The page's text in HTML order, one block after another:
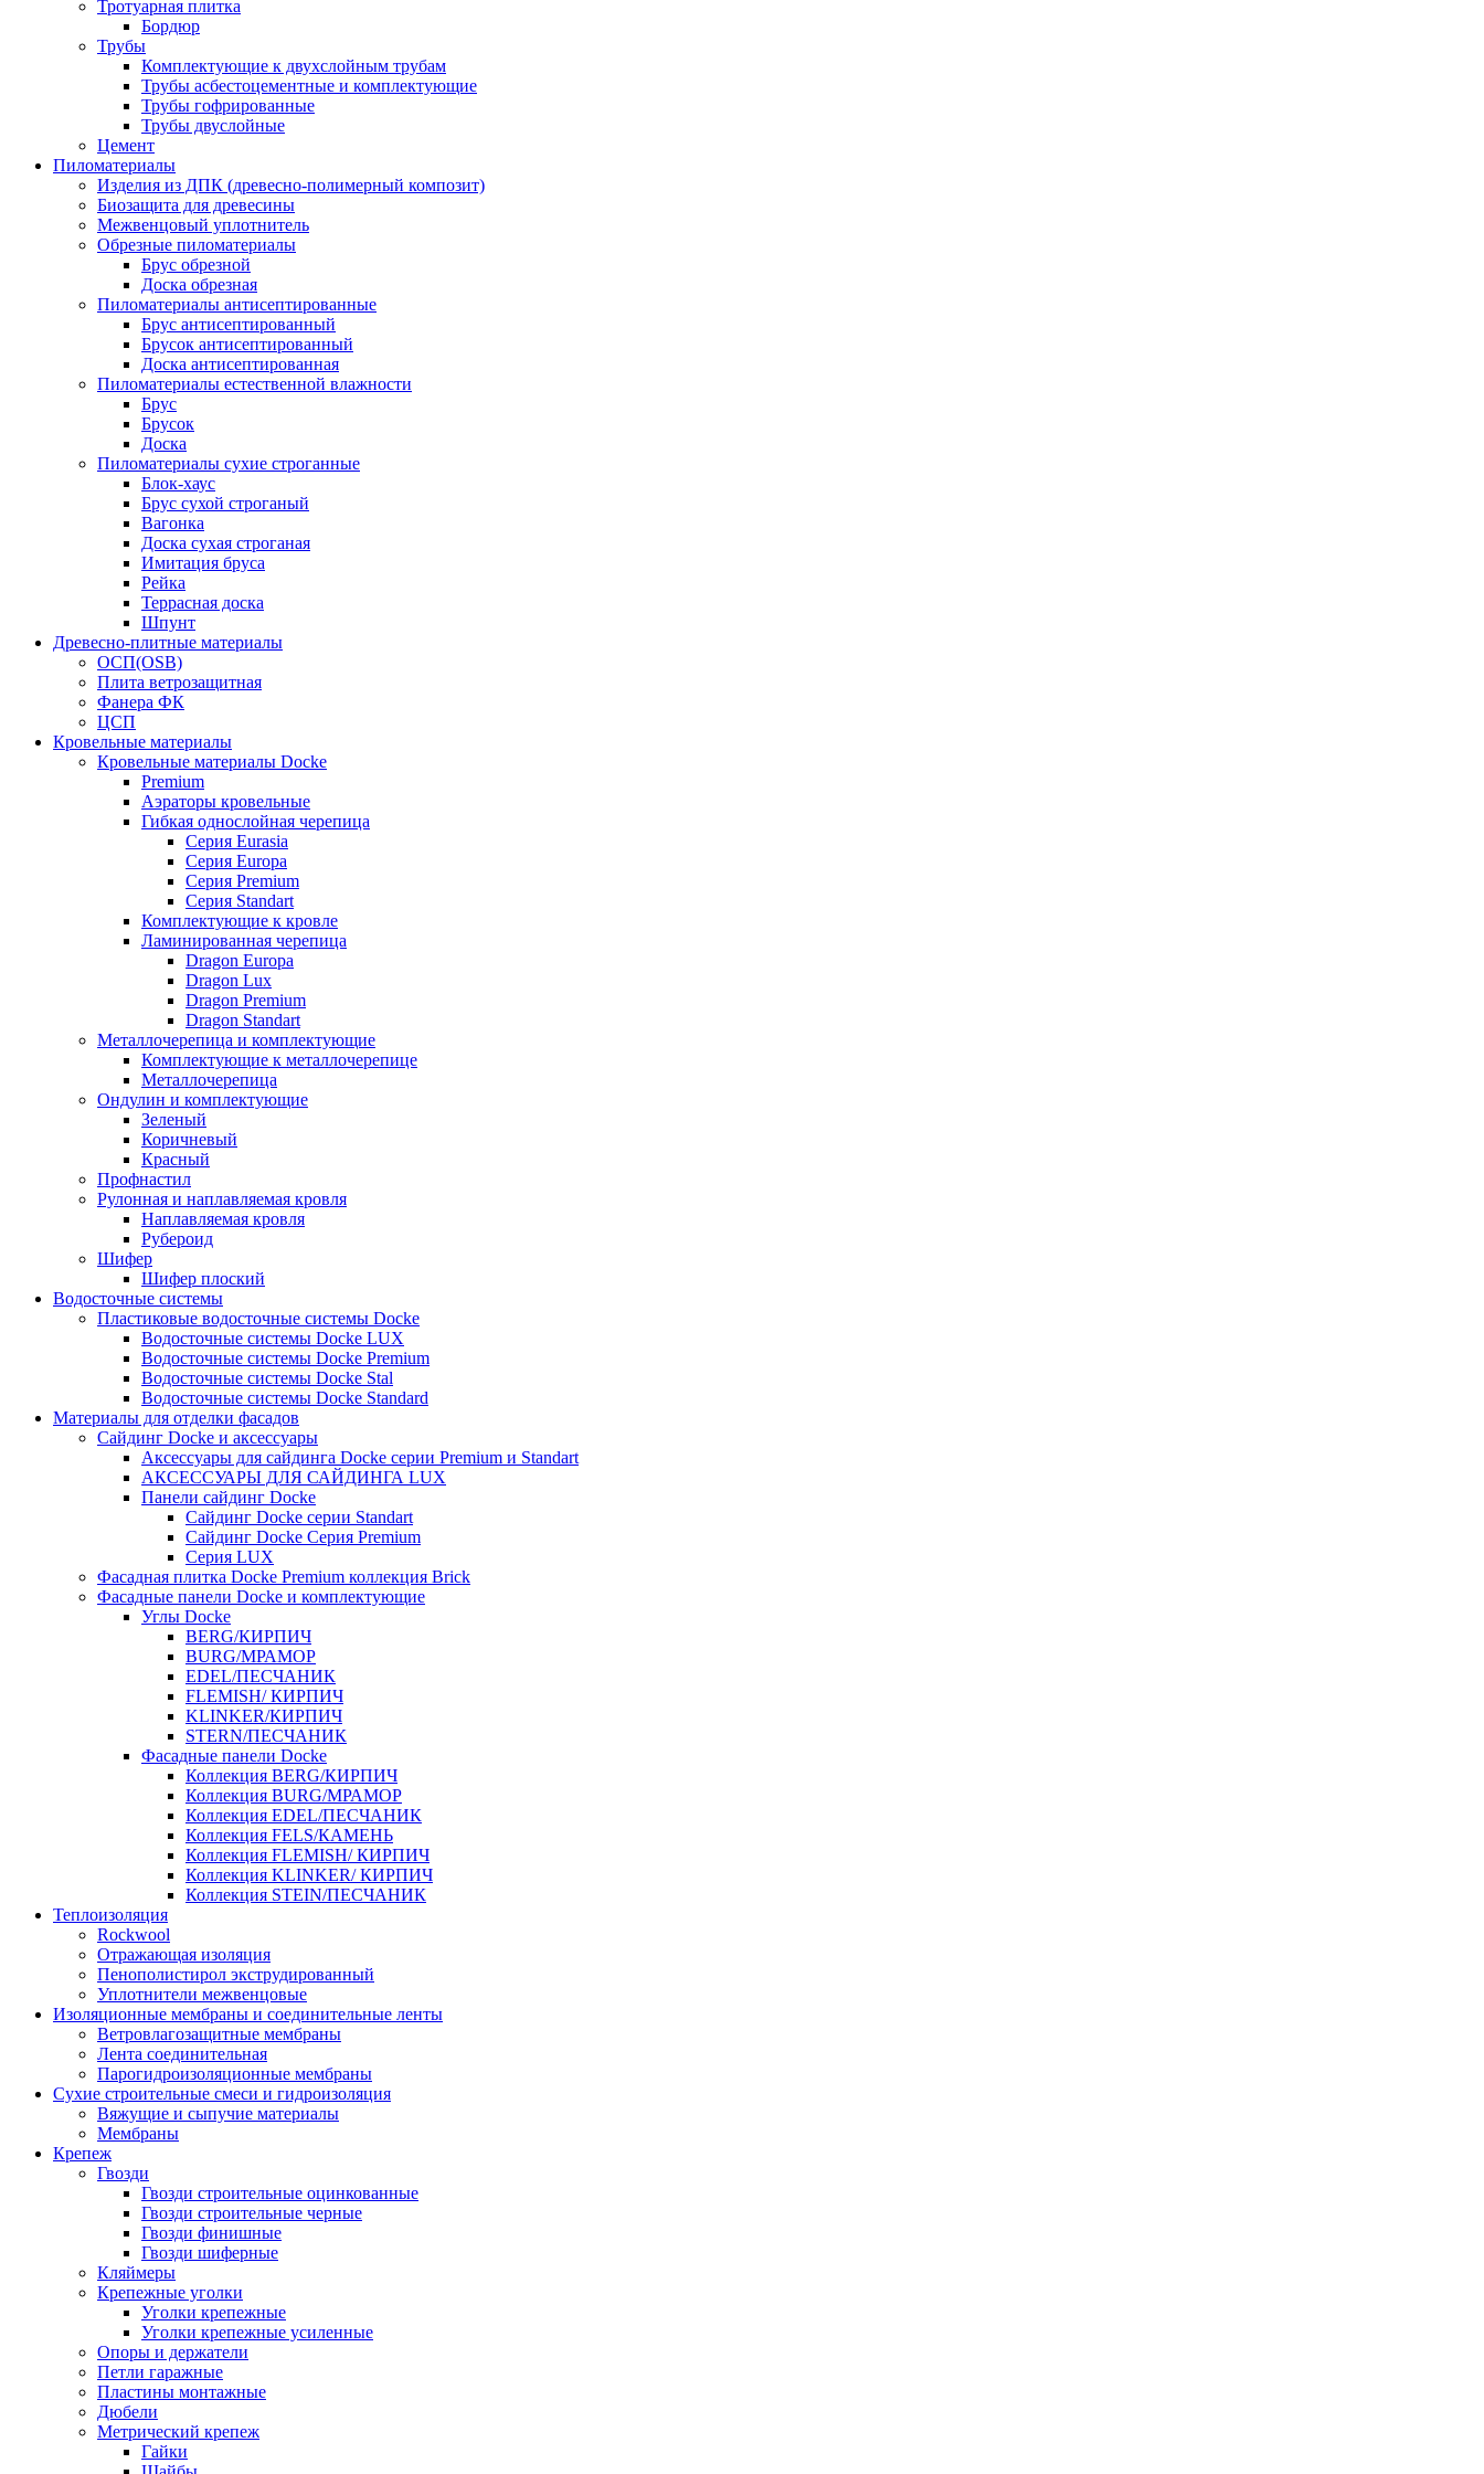
Тротуарная плитка
Бордюр
Трубы
Комплектующие к двухслойным трубам
Трубы асбестоцементные и комплектующие
Трубы гофрированные
Трубы двуслойные
Цемент
Пиломатериалы
Изделия из ДПК (древесно-полимерный композит)
Биозащита для древесины
Межвенцовый уплотнитель
Обрезные пиломатериалы
Брус обрезной
Доска обрезная
Пиломатериалы антисептированные
Брус антисептированный
Брусок антисептированный
Доска антисептированная
Пиломатериалы естественной влажности
Брус
Брусок
Доска
Пиломатериалы сухие строганные
Блок-хаус
Брус сухой строганый
Вагонка
Доска сухая строганая
Имитация бруса
Рейка
Террасная доска
Шпунт
Древесно-плитные материалы
ОСП(OSB)
Плита ветрозащитная
Фанера ФК
ЦСП
Кровельные материалы
Кровельные материалы Docke
Premium
Аэраторы кровельные
Гибкая однослойная черепица
Серия Eurasia
Серия Europa
Серия Premium
Серия Standart
Комплектующие к кровле
Ламинированная черепица
Dragon Europa
Dragon Lux
Dragon Premium
Dragon Standart
Металлочерепица и комплектующие
Комплектующие к металлочерепице
Металлочерепица
Ондулин и комплектующие
Зеленый
Коричневый
Красный
Профнастил
Рулонная и наплавляемая кровля
Наплавляемая кровля
Рубероид
Шифер
Шифер плоский
Водосточные системы
Пластиковые водосточные системы Docke
Водосточные системы Docke LUX
Водосточные системы Docke Premium
Водосточные системы Docke Stal
Водосточные системы Docke Standard
Материалы для отделки фасадов
Сайдинг Docke и аксессуары
Аксессуары для сайдинга Docke серии Premium и Standart
АКСЕССУАРЫ ДЛЯ САЙДИНГА LUX
Панели сайдинг Docke
Cайдинг Docke серии Standart
Сайдинг Docke Серия Premium
Серия LUX
Фасадная плитка Docke Premium коллекция Brick
Фасадные панели Docke и комплектующие
Углы Docke
BERG/КИРПИЧ
BURG/МРАМОР
EDEL/ПЕСЧАНИК
FLEMISH/ КИРПИЧ
KLINKER/КИРПИЧ
STERN/ПЕСЧАНИК
Фасадные панели Docke
Коллекция BERG/КИРПИЧ
Коллекция BURG/МРАМОР
Коллекция EDEL/ПЕСЧАНИК
Коллекция FELS/КАМЕНЬ
Коллекция FLEMISH/ КИРПИЧ
Коллекция KLINKER/ КИРПИЧ
Коллекция STEIN/ПЕСЧАНИК
Теплоизоляция
Rockwool
Отражающая изоляция
Пенополистирол экструдированный
Уплотнители межвенцовые
Изоляционные мембраны и соединительные ленты
Ветровлагозащитные мембраны
Лента соединительная
Парогидроизоляционные мембраны
Сухие строительные смеси и гидроизоляция
Вяжущие и сыпучие материалы
Мембраны
Крепеж
Гвозди
Гвозди строительные оцинкованные
Гвозди строительные черные
Гвозди финишные
Гвозди шиферные
Кляймеры
Крепежные уголки
Уголки крепежные
Уголки крепежные усиленные
Опоры и держатели
Петли гаражные
Пластины монтажные
Дюбели
Метрический крепеж
Гайки